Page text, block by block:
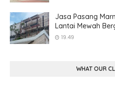
Jasa Pasang
Lantai Mewah
19.49
WHAT OUR